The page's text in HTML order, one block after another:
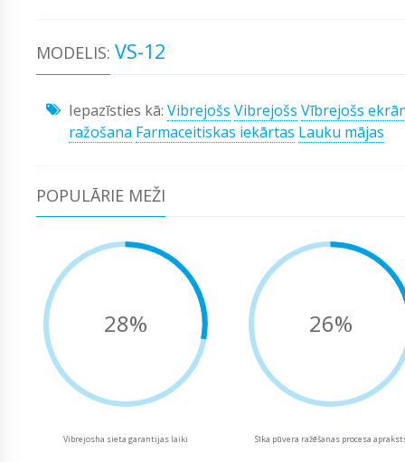
MODELIS: VS-12
Iepazīsties kā: Vibrejošs Vibrejošs Vībrejošs
ražošana Farmaceitiskas iekārtas Lauku mājas
POPULĀRIE MEŽI
28%
Vibrejosha sieta garantijas laiki
26%
Sīka pūvera ražēšanas procesa